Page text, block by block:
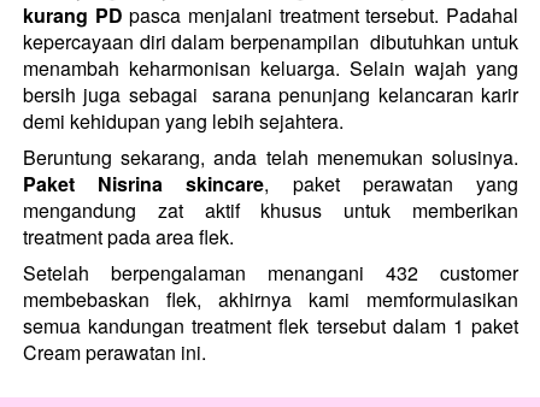
kurang PD pasca menjalani treatment tersebut. Padahal
kepercayaan diri dalam berpenampilan  dibutuhkan untuk
menambah keharmonisan keluarga. Selain wajah yang
bersih juga sebagai  sarana penunjang kelancaran karir
demi kehidupan yang lebih sejahtera.
Paket Nisrina skincare, paket perawatan yang
mengandung zat aktif khusus untuk memberikan
treatment pada area flek.
Setelah berpengalaman menangani 432 customer
membebaskan flek, akhirnya kami memformulasikan
semua kandungan treatment flek tersebut dalam 1 paket
Cream perawatan ini.